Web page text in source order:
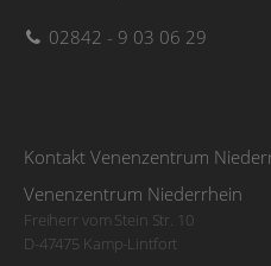
02842 - 9 03 06 29
Kontakt Venenzentrum
Venenzentrum Niederrhein
Freiherr vom Stein Str. 10
D-47475 Kamp-Lintfort